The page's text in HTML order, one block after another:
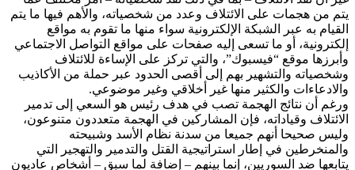
يتم من هجمات على الائتلاف وعدد من شخصياته، والأهم فيها ما يتم
القيام به عبر الشبكة الإلكترونية سواء منها ما تقوم به مواقع
إلكترونية، أو ما تسعى إليه صفحات على مواقع التواصل الاجتماعي
وأبرزها موقع “فيسبوك”، والتي تركز على الإساءة للائتلاف
وشخصياته والتشهير بهم إلى أقصى الحدود عبر حملة من الأكاذيب
والادعاءات والكثير منها غير أخلاقي وغير موضوعي.
ورغم أن نتائج الهجمة تصب في هدف رئيس هو السعي إلى تدمير
الائتلاف وقياداته، فإن المشاركين في الهجمة متعددون متنوعون،
وليس صحيحا أنهم جميعا من سدنة نظام الأسد وشبيحته
والمنخرطين في إطار استراتيجية القتل والتدمير والتهجير التي
يتابعها ضد السوريين، إنما بينهم – إضافة لما سبق – أشخاص عاديون